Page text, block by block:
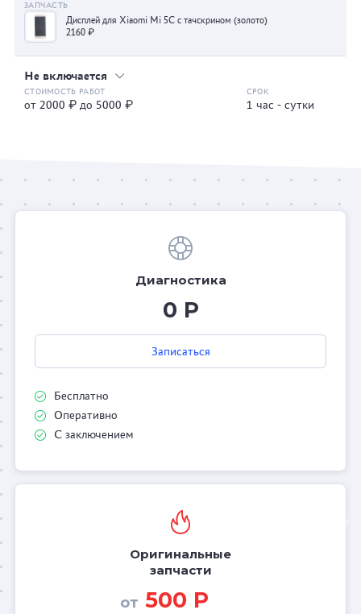
Дисплей для Xiaomi Mi 5C с тачскрином (золото)
2160 ₽
Не включается
от 2000 ₽ до 5000 ₽ 1 час - сутки
Диагностика
0 Р
Записаться
Бесплатно
Оперативно
С заключением
Оригинальные
запчасти
от 500 Р